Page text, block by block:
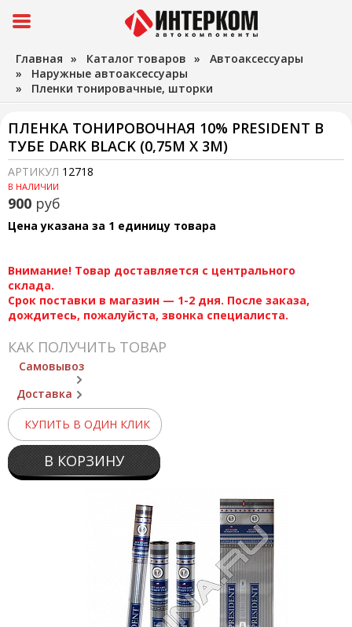
Главная » Каталог товаров » Автоаксессуары
» Наружные автоаксессуары
» Пленки тонировачные, шторки
ПЛЕНКА ТОНИРОВОЧНАЯ 10% PRESIDENT В
ТУБЕ DARK BLACK (0,75М Х 3М)
АРТИКУЛ 12718
В НАЛИЧИИ
900 руб
Цена указана за 1 единицу товара
Внимание! Товар доставляется с центрального
склада.
Срок поставки в магазин — 1-2 дня. После заказа,
дождитесь, пожалуйста, звонка специалиста.
КАК ПОЛУЧИТЬ ТОВАР
Самовывоз
Доставка
КУПИТЬ В ОДИН КЛИК
В КОРЗИНУ